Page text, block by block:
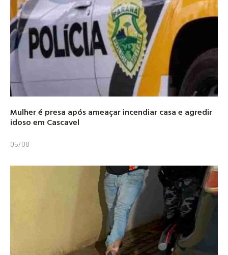
Mulher é presa após ameaçar incendiar casa e agredir
idoso em Cascavel
05/08